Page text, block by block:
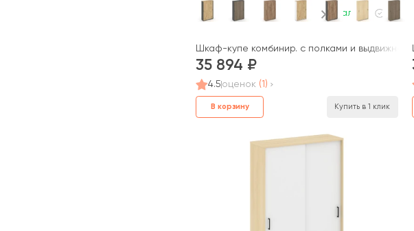
В наличии
Шкаф-купе комбинир. с полками и выдвижной
35 894
4.5оценок (1)
В корзину Купить в 1 клик